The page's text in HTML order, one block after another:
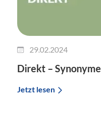
29.02.2024
Direkt – Synonyme
Jetzt lesen